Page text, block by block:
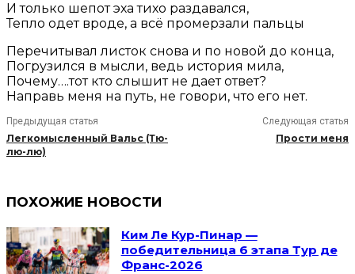
И только шепот эха тихо раздавался,
Тепло одет вроде, а всё промерзали пальцы
Перечитывал листок снова и по новой до конца,
Погрузился в мысли, ведь история мила,
Почему….тот кто слышит не дает ответ?
Направь меня на путь, не говори, что его нет.
Предыдущая статья
Легкомысленный Вальс (Тю-
лю-лю)
Следующая статья
Прости меня
ПОХОЖИЕ НОВОСТИ
Ким Ле Кур-Пинар —
победительница 6 этапа Тур де
Франс-2026